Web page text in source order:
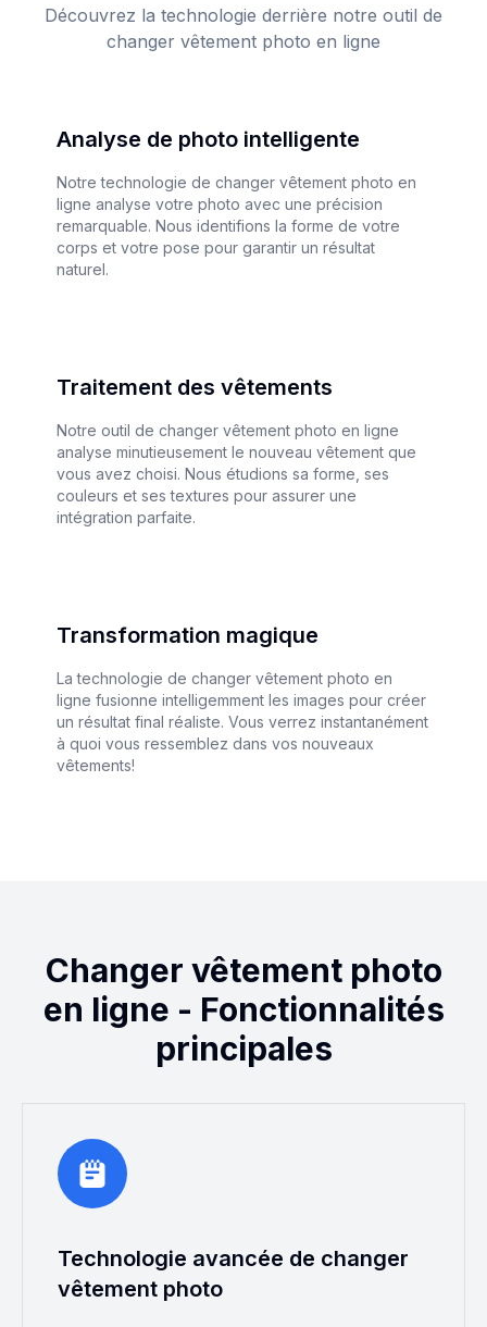
Découvrez la technologie derrière notre outil de
changer vêtement photo en ligne
Analyse de photo intelligente
Notre technologie de changer vêtement photo en
ligne analyse votre photo avec une précision
remarquable. Nous identifions la forme de votre
corps et votre pose pour garantir un résultat
naturel.
Traitement des vêtements
Notre outil de changer vêtement photo en ligne
analyse minutieusement le nouveau vêtement que
vous avez choisi. Nous étudions sa forme, ses
couleurs et ses textures pour assurer une
intégration parfaite.
Transformation magique
La technologie de changer vêtement photo en
ligne fusionne intelligemment les images pour créer
un résultat final réaliste. Vous verrez instantanément
à quoi vous ressemblez dans vos nouveaux
vêtements!
Changer vêtement photo
en ligne - Fonctionnalités
principales
Technologie avancée de changer
vêtement photo